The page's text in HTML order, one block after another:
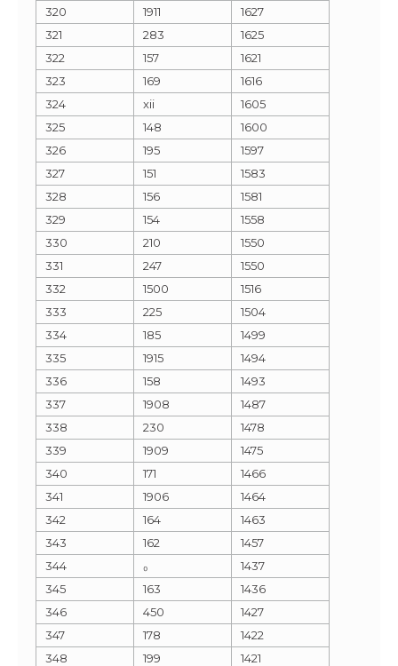
320
1911
1627
321
283
1625
322
157
1621
323
169
1616
324
xii
1605
325
148
1600
326
195
1597
327
151
1583
328
156
1581
329
154
1558
330
210
1550
331
247
1550
332
1500
1516
333
225
1504
334
185
1499
335
1915
1494
336
158
1493
337
1908
1487
338
230
1478
339
1909
1475
340
171
1466
341
1906
1464
342
164
1463
343
162
1457
344
₀
1437
345
163
1436
346
450
1427
347
178
1422
348
199
1421